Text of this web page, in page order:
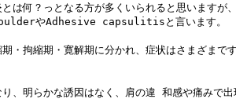
は何？っとなる方が多くいられると思います
やAdhesive capsulitisと言います。
・拘縮期・寛解期に分かれ、症状はさまざまで
、明らかな誘因はなく、肩の違 和感や痛みで